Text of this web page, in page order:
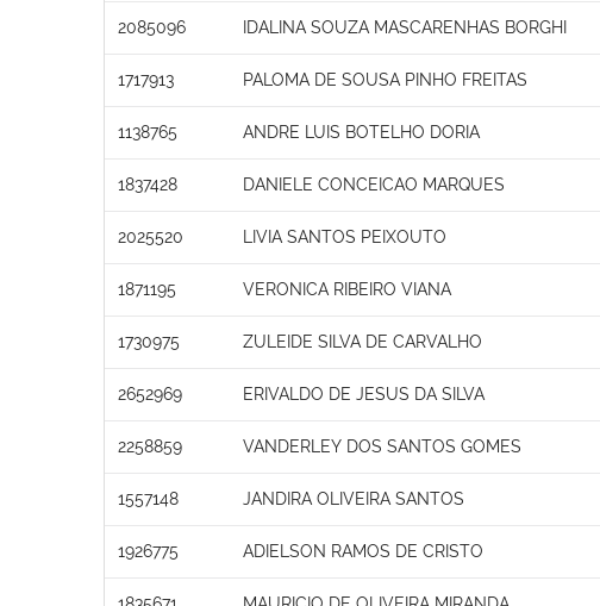
2085096 IDALINA SOUZA MASCARENHAS BORGHI
1717913 PALOMA DE SOUSA PINHO FREITAS
1138765 ANDRE LUIS BOTELHO DORIA
1837428 DANIELE CONCEICAO MARQUES
2025520 LIVIA SANTOS PEIXOUTO
1871195 VERONICA RIBEIRO VIANA
1730975 ZULEIDE SILVA DE CARVALHO
2652969 ERIVALDO DE JESUS DA SILVA
2258859 VANDERLEY DOS SANTOS GOMES
1557148 JANDIRA OLIVEIRA SANTOS
1926775 ADIELSON RAMOS DE CRISTO